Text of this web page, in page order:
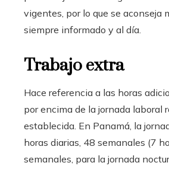
vigentes, por lo que se aconseja
siempre informado y al día.
Trabajo extra
Hace referencia a las horas
por encima de la jornada laboral
establecida. En Panamá, la
horas diarias, 48 semanales (7
semanales, para la jornada